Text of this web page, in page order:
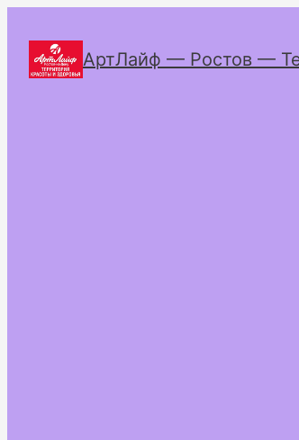
АртЛайф — Ростов —